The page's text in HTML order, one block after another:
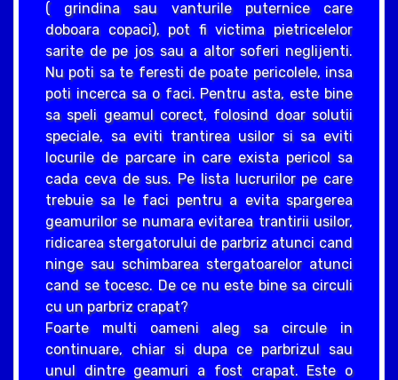
( grindina sau vanturile puternice care
doboara copaci), pot fi victima pietricelelor
sarite de pe jos sau a altor soferi neglijenti.
Nu poti sa te feresti de poate pericolele, insa
poti incerca sa o faci. Pentru asta, este bine
sa speli geamul corect, folosind doar solutii
speciale, sa eviti trantirea usilor si sa eviti
locurile de parcare in care exista pericol sa
cada ceva de sus. Pe lista lucrurilor pe care
trebuie sa le faci pentru a evita spargerea
geamurilor se numara evitarea trantirii usilor,
ridicarea stergatorului de parbriz atunci cand
ninge sau schimbarea stergatoarelor atunci
cand se tocesc. De ce nu este bine sa circuli
cu un parbriz crapat?
Foarte multi oameni aleg sa circule in
continuare, chiar si dupa ce parbrizul sau
unul dintre geamuri a fost crapat. Este o